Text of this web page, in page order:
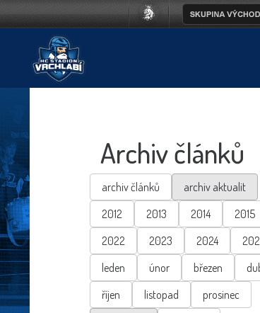
Archiv článků
archiv článků
archiv aktualit
2012
2013 2014 2015
2022
2023 2024
leden
únor březen
říjen
listopad
prosinec